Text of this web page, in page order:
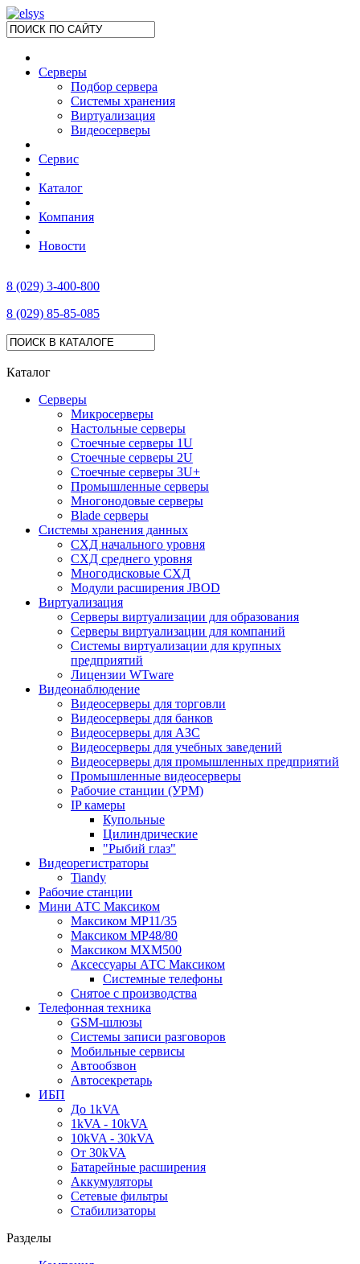
Серверы
Подбор сервера
Системы хранения
Виртуализация
Видеосерверы
Сервис
Каталог
Компания
Новости
8 (029) 3-400-800
8 (029) 85-85-085
Каталог
Серверы
Микросерверы
Настольные серверы
Стоечные серверы 1U
Стоечные серверы 2U
Стоечные серверы 3U+
Промышленные серверы
Многонодовые серверы
Blade серверы
Системы хранения данных
СХД начального уровня
СХД среднего уровня
Многодисковые СХД
Модули расширения JBOD
Виртуализация
Серверы виртуализации для образования
Серверы виртуализации для компаний
Системы виртуализации для крупных
предприятий
Лицензии WTware
Видеонаблюдение
Видеосерверы для торговли
Видеосерверы для банков
Видеосерверы для АЗС
Видеосерверы для учебных заведений
Видеосерверы для промышленных предприятий
Промышленные видеосерверы
Рабочие станции (УРМ)
IP камеры
Купольные
Цилиндрические
"Рыбий глаз"
Видеорегистраторы
Tiandy
Рабочие станции
Мини АТС Максиком
Максиком MP11/35
Максиком MP48/80
Максиком MXM500
Аксессуары АТС Максиком
Системные телефоны
Снятое с производства
Телефонная техника
GSM-шлюзы
Системы записи разговоров
Мобильные сервисы
Автообзвон
Автосекретарь
ИБП
До 1kVA
1kVA - 10kVA
10kVA - 30kVA
От 30kVA
Батарейные расширения
Аккумуляторы
Сетевые фильтры
Стабилизаторы
Разделы